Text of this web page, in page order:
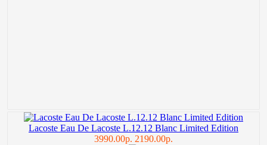
Lacoste Eau De Lacoste L.12.12 Blanc Limited Edition
3990.00р. 2190.00р.